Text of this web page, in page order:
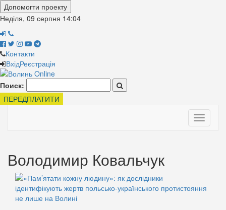
Допомогти проекту
Неділя, 09 серпня 14:04
Контакти
ВхідРеєстрація
Поиск:
ПЕРЕДПЛАТИТИ
Toggle
Володимир Ковальчук